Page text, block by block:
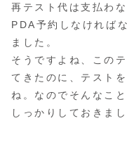
再テスト代は支払わ
PDA予約しなければ
ました。
そうですよね、この
てきたのに、テスト
ね。なのでそんなこ
しっかりしておきまし